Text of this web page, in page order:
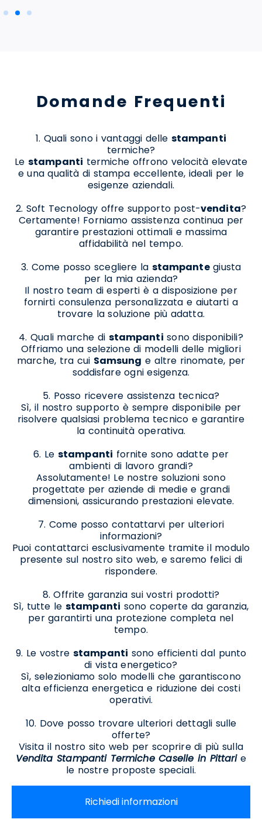
Domande Frequenti
1. Quali sono i vantaggi delle stampanti
termiche?
Lestampanti termiche offrono velocità elevate
e una qualità di stampa eccellente, ideali per le
esigenze aziendali.
2. Soft Tecnology offre supporto post-vendita?
Certamente! Forniamo assistenza continua per
garantire prestazioni ottimali e massima
affidabilità nel tempo.
3. Come posso scegliere la stampantegiusta
per la mia azienda?
Il nostro team di esperti è a disposizione per
fornirti consulenza personalizzata e aiutarti a
trovare la soluzione più adatta.
4. Quali marche di stampanti sono disponibili?
Offriamo una selezione di modelli delle migliori
marche, tra cui Samsung e altre rinomate, per
soddisfare ogni esigenza.
5. Posso ricevere assistenza tecnica?
Sì, il nostro supporto è sempre disponibile per
risolvere qualsiasi problema tecnico e garantire
la continuità operativa.
6. Lestampanti fornite sono adatte per
ambienti di lavoro grandi?
Assolutamente! Le nostre soluzioni sono
progettate per aziende di medie e grandi
dimensioni, assicurando prestazioni elevate.
7. Come posso contattarvi per ulteriori
informazioni?
Puoi contattarci esclusivamente tramite il modulo
presente sul nostro sito web, e saremo felici di
rispondere.
8. Offrite garanzia sui vostri prodotti?
Sì, tutte lestampanti sono coperte da garanzia,
per garantirti una protezione completa nel
tempo.
9. Le vostrestampanti sono efficienti dal punto
di vista energetico?
Sì, selezioniamo solo modelli che garantiscono
alta efficienza energetica e riduzione dei costi
operativi.
10. Dove posso trovare ulteriori dettagli sulle
offerte?
Visita il nostro sito web per scoprire di più sulla
Vendita Stampanti Termiche Caselle in Pittarie
le nostre proposte speciali.
Richiedi informazioni